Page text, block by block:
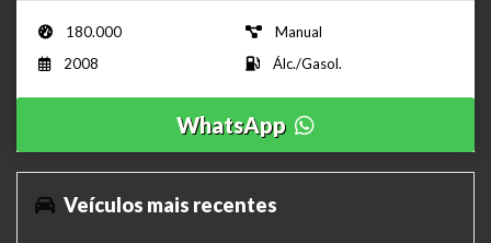
180.000
Manual
2008
Álc./Gasol.
WhatsApp
Veículos mais recentes